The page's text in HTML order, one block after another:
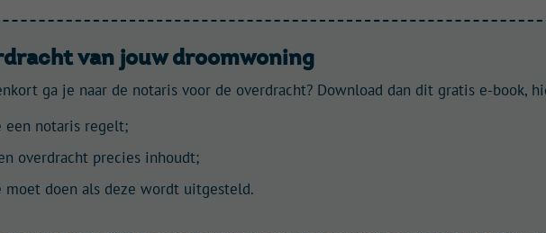
van jouw droomwoning
ga je naar de notaris voor de overdracht? Download dan dit gratis e-book,
een notaris regelt;
overdracht precies inhoudt;
moet doen als deze wordt uitgesteld.